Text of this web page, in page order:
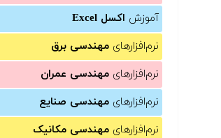
آموزش اکسل Excel
نرم‌افزارهای مهندسی برق
نرم‌افزارهای مهندسی عمران
نرم‌افزارهای مهندسی صنایع
نرم‌افزارهای مهندسی مکانیک